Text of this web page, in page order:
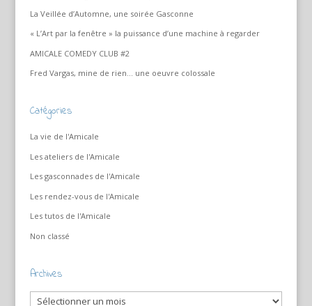
La Veillée d’Automne, une soirée Gasconne
« L’Art par la fenêtre » la puissance d’une machine à regarder
AMICALE COMEDY CLUB #2
Fred Vargas, mine de rien… une oeuvre colossale
Catégories
La vie de l'Amicale
Les ateliers de l'Amicale
Les gasconnades de l'Amicale
Les rendez-vous de l'Amicale
Les tutos de l'Amicale
Non classé
Archives
Archives